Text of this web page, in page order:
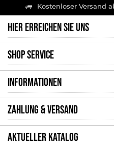
Kostenloser Versand
HIER ERREICHEN SIE UNS
SHOP SERVICE
INFORMATIONEN
ZAHLUNG & VERSAND
AKTUELLER KATALOG